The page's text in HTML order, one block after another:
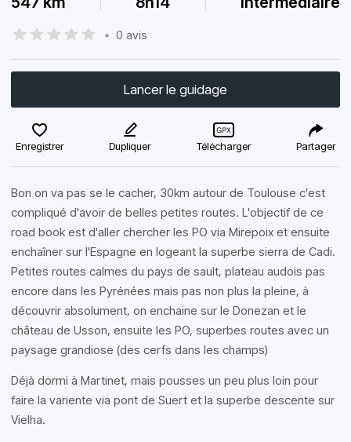
• 0 avis
Lancer le guidage
Enregistrer Dupliquer Télécharger Partager
Bon on va pas se le cacher, 30km autour de Toulouse c'est
compliqué d'avoir de belles petites routes. L'objectif de ce
road book est d'aller chercher les PO via Mirepoix et ensuite
enchaîner sur l'Espagne en logeant la superbe sierra de Cadi.
Petites routes calmes du pays de sault, plateau audois pas
encore dans les Pyrénées mais pas non plus la pleine, à
découvrir absolument, on enchaine sur le Donezan et le
château de Usson, ensuite les PO, superbes routes avec un
paysage grandiose (des cerfs dans les champs)
Déjà dormi à Martinet, mais pousses un peu plus loin pour
faire la variente via pont de Suert et la superbe descente sur
Vielha.